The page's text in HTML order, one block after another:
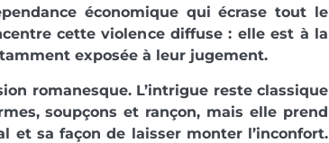
économique qui écrase tout le
cette violence diffuse : elle est à la
exposée à leur jugement.
romanesque. L’intrigue reste classique
soupçons et rançon, mais elle prend
et sa façon de laisser monter l’inconfort.